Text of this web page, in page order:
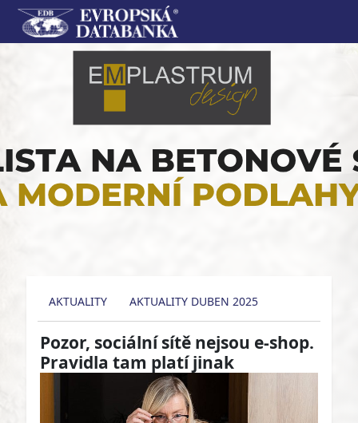
AKTUALITY AKTUALITY DUBEN 2025
Pozor, sociální sítě nejsou e-shop.
Pravidla tam platí jinak